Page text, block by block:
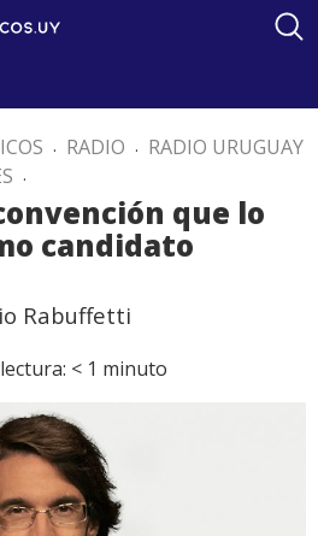
. RADIO . RADIO URUGUAY
.
que lo
candidato
Rabuffetti
< 1 minuto